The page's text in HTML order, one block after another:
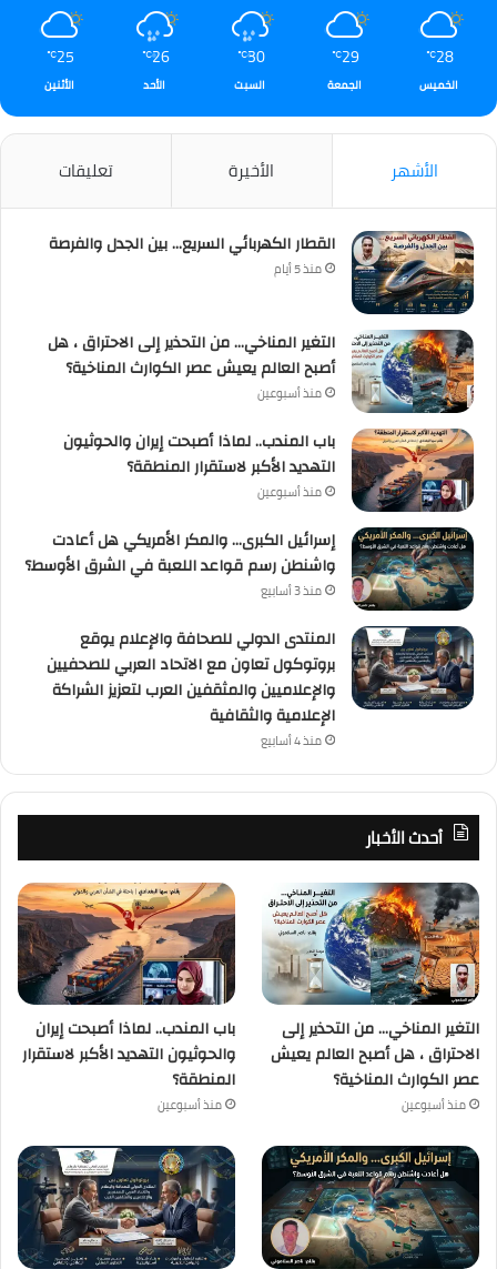
28
℃
الخميس
29
℃
الجمعة
30
℃
السبت
26
℃
الأحد
25
℃
الأثنين
الأشهر الأخيرة تعليقات
القطار الكهربائي السريع… بين الجدل والفرصة
منذ 5 أيام
التغير المناخي… من التحذير إلى الاحتراق ، هل
أصبح العالم يعيش عصر الكوارث المناخية؟
منذ أسبوعين
باب المندب.. لماذا أصبحت إيران والحوثيون
التهديد الأكبر لاستقرار المنطقة؟
منذ أسبوعين
إسرائيل الكبرى… والمكر الأمريكي هل أعادت
واشنطن رسم قواعد اللعبة في الشرق الأوسط؟
منذ 3 أسابيع
المنتدى الدولي للصحافة والإعلام يوقع
بروتوكول تعاون مع الاتحاد العربي للصحفيين
والإعلاميين والمثقفين العرب لتعزيز الشراكة
الإعلامية والثقافية
منذ 4 أسابيع
أحدث الأخبار
التغير المناخي… من التحذير إلى
الاحتراق ، هل أصبح العالم يعيش
عصر الكوارث المناخية؟
منذ أسبوعين
باب المندب.. لماذا أصبحت إيران
والحوثيون التهديد الأكبر لاستقرار
المنطقة؟
منذ أسبوعين